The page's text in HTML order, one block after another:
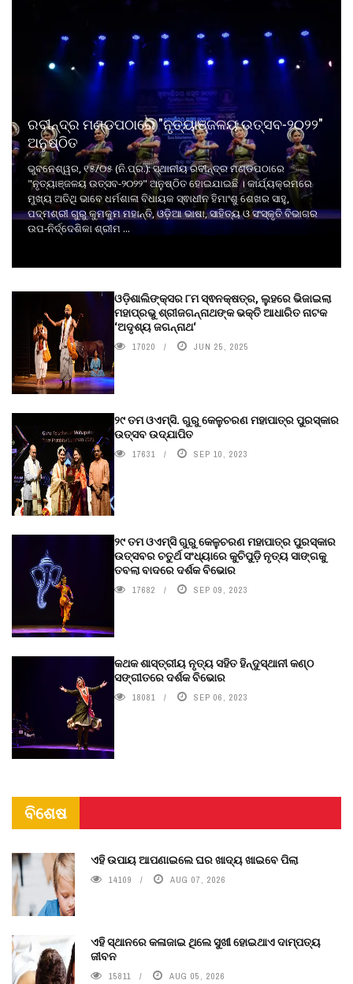
ରବୀନ୍ଦ୍ର ମଣ୍ଡପଠାରେ "ନୃତ୍ୟାଞ୍ଜଳୟ ଉତ୍ସବ-୨୦୨୨"
ଅନୁଷ୍ଠିତ
ଭୁବନେଶ୍ୱର, ୧୫/୦୫ (ନି.ପ୍ର.): ସ୍ଥାନୀୟ ରବୀନ୍ଦ୍ର ମଣ୍ଡପଠାରେ
"ନୃତ୍ୟାଞ୍ଜଳୟ ଉତ୍ସବ-୨୦୨୨" ଅନୁଷ୍ଠିତ ହୋଇଯାଇଛି । କାର୍ଯ୍ୟକ୍ରମରେ
ମୁଖ୍ୟ ଅତିଥି ଭାବେ ଧର୍ମଶାଳା ବିଧାୟକ ସ୍ଵାଧୀନ ହିମାଂଶୁ ଶେଖର ସାହୁ,
ପଦ୍ମଶ୍ରୀ ଗୁରୁ କୁମକୁମ ମହାନ୍ତି, ଓଡ଼ିଆ ଭାଷା, ସାହିତ୍ୟ ଓ ସଂସ୍କୃତି ବିଭାଗର
ଉପ-ନିର୍ଦ୍ଦେଶିକା ଶ୍ରୀମ ...
ଓଡ଼ିଶାଲିଙ୍କ୍ସର ୮ମ ସ୍ଵନକ୍ଷତ୍ର, ଲୁହରେ ଭିଜାଇଲା
ମହାପ୍ରଭୁ ଶ୍ରୀଜଗନ୍ନାଥଙ୍କ ଭକ୍ତି ଆଧାରିତ ନାଟକ
‘ଅଦୃଶ୍ୟ ଜଗନ୍ନାଥ‘
17020 JUN 25, 2025
୨୯ ତମ ଓଏମ୍‌ସି. ଗୁରୁ କେଳୁଚରଣ ମହାପାତ୍ର ପୁରସ୍କାର
ଉତ୍ସବ ଉଦ୍‍ଯାପିତ
17631 SEP 10, 2023
୨୯ ତମ ଓଏମ୍‌ସି ଗୁରୁ କେଳୁଚରଣ ମହାପାତ୍ର ପୁରସ୍କାର
ଉତ୍ସବର ଚତୁର୍ଥ ସଂଧ୍ୟାରେ କୁଚିପୁଡ଼ି ନୃତ୍ୟ ସାଙ୍ଗକୁ
ତବଲା ବାଦରେ ଦର୍ଶକ ବିଭୋର
17682 SEP 09, 2023
କଥକ ଶାସ୍ତ୍ରୀୟ ନୃତ୍ୟ ସହିତ ହିନ୍ଦୁସ୍ଥାନୀ କଣ୍ଠ
ସଙ୍ଗୀତରେ ଦର୍ଶକ ବିଭୋର
18081 SEP 06, 2023
ବିଶେଷ
ଏହି ଉପାୟ ଆପଣାଇଲେ ଘର ଖାଦ୍ୟ ଖାଇବେ ପିଲା
14109 AUG 07, 2026
ଏହି ସ୍ଥାନରେ କଳାଜାଇ ଥିଲେ ସୁଖୀ ହୋଇଥାଏ ଦାମ୍ପତ୍ୟ
ଜୀବନ
15811 AUG 05, 2026